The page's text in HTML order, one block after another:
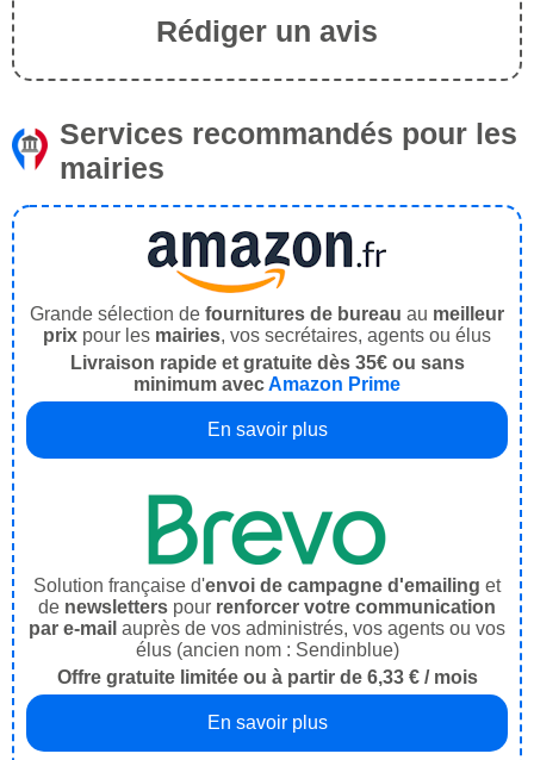
Rédiger un avis
Services recommandés pour les
mairies
Grande sélection de fournitures de bureau au meilleur
prix pour les mairies, vos secrétaires, agents ou élus
Livraison rapide et gratuite dès 35€ ou sans
minimum avecAmazon Prime
En savoir plus
Solution française d'envoi de campagne d'emailing et
de newsletters pour renforcer votre communication
par e-mail auprès de vos administrés, vos agents ou vos
élus (ancien nom : Sendinblue)
Offre gratuite limitée ou à partir de 6,33 € / mois
En savoir plus